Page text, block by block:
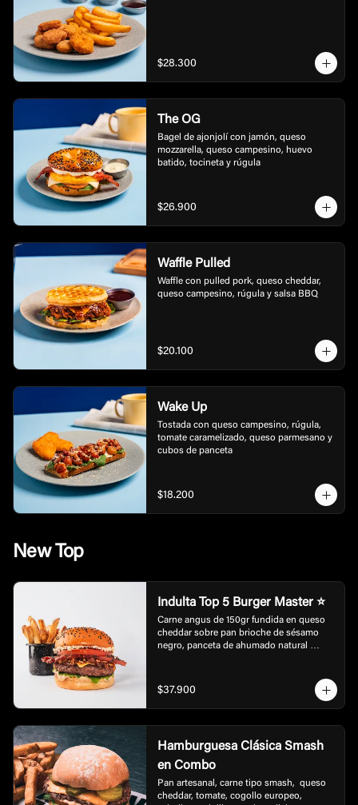
$28.300
The OG
Bagel de ajonjolí con jamón, queso
mozzarella, queso campesino, huevo
batido, tocineta y rúgula
$26.900
Waffle Pulled
Waffle con pulled pork, queso cheddar,
queso campesino, rúgula y salsa BBQ
$20.100
Wake Up
Tostada con queso campesino, rúgula,
tomate caramelizado, queso parmesano y
cubos de panceta
$18.200
New Top
Indulta Top 5 Burger Master ⭐
Carne angus de 150gr fundida en queso
cheddar sobre pan brioche de sésamo
negro, panceta de ahumado natural
truffle, cebollas grillé en balsámico.
Acompañada de rúgula, tomate fresco y
cebolla crispy, con un toque final de
$37.900
Hamburguesa Clásica Smash
en Combo
Pan artesanal, carne tipo smash,  queso
cheddar, tomate, cogollo europeo,